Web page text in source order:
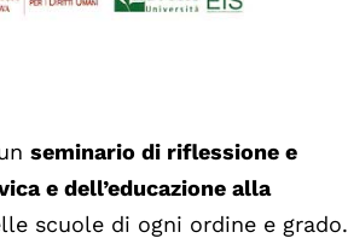
seminario di riflessione e
e dell’educazione alla
scuole di ogni ordine e grado.